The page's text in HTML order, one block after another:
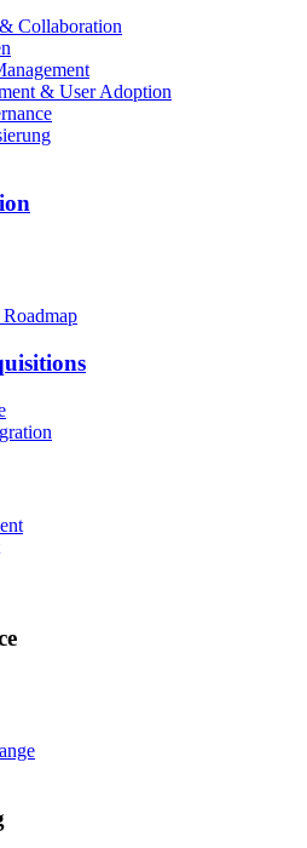
Collaboration
& User Adoption